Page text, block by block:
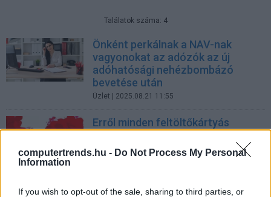
computertrends.hu - Do Not Process My Personal
Information
If you wish to opt-out of the sale, sharing to third parties, or
Találatok száma: 4
Önként perkálnak a NAV-nak
vagyonokat az adózók az új
adóhatósági nehézbombázó
bevetése után
Üzlet | 2025.08.21 11:55
Erről minden feltöltőkártyás
Tech | 2017.06.16 09:37
feltöltőkártyásoknak